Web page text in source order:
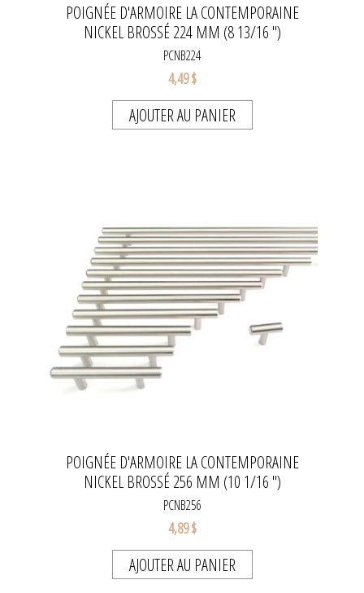
POIGNÉE D'ARMOIRE LA CONTEMPORAINE
NICKEL BROSSÉ 224 MM (8 13/16 ")
PCNB224
4,49 $
AJOUTER AU PANIER
POIGNÉE D'ARMOIRE LA CONTEMPORAINE
NICKEL BROSSÉ 256 MM (10 1/16 ")
PCNB256
4,89 $
AJOUTER AU PANIER